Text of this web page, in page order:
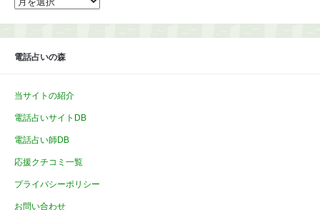
ー
イ
電話占いの森
当サイトの紹介
電話占いサイトDB
電話占い師DB
応援クチコミ一覧
プライバシーポリシー
お問い合わせ